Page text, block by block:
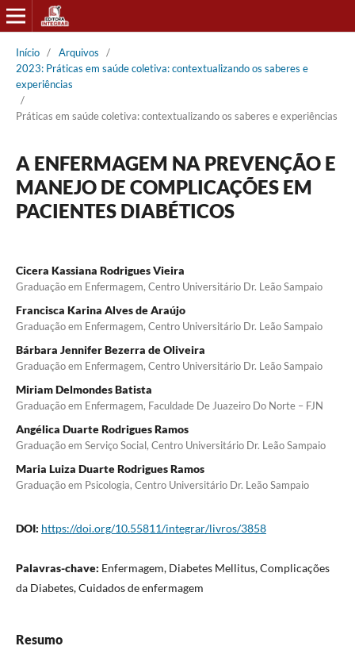
Início / Arquivos
/
2023: Práticas em saúde coletiva: contextualizando os saberes e
experiências
/
Práticas em saúde coletiva: contextualizando os saberes e experiências
A ENFERMAGEM NA PREVENÇÃO E
MANEJO DE COMPLICAÇÕES EM
PACIENTES DIABÉTICOS
Cicera Kassiana Rodrigues Vieira
Graduação em Enfermagem, Centro Universitário Dr. Leão Sampaio
Francisca Karina Alves de Araújo
Graduação em Enfermagem, Centro Universitário Dr. Leão Sampaio
Bárbara Jennifer Bezerra de Oliveira
Graduação em Enfermagem, Centro Universitário Dr. Leão Sampaio
Miriam Delmondes Batista
Graduação em Enfermagem, Faculdade De Juazeiro Do Norte – FJN
Angélica Duarte Rodrigues Ramos
Graduação em Serviço Social, Centro Universitário Dr. Leão Sampaio
Maria Luiza Duarte Rodrigues Ramos
Graduação em Psicologia, Centro Universitário Dr. Leão Sampaio
DOI: https://doi.org/10.55811/integrar/livros/3858
Palavras-chave: Enfermagem, Diabetes Mellitus, Complicações
da Diabetes, Cuidados de enfermagem
Resumo